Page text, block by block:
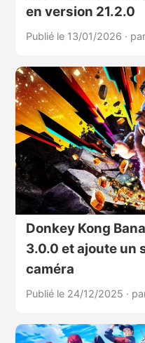
en version 21.2.0
Publié le 13/01/2026 ·
Donkey Kong
3.0.0 et ajoute un
caméra
Publié le 24/12/2025 ·